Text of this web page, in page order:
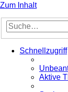
Zum Inhalt
Schnellzugriff
Aktive